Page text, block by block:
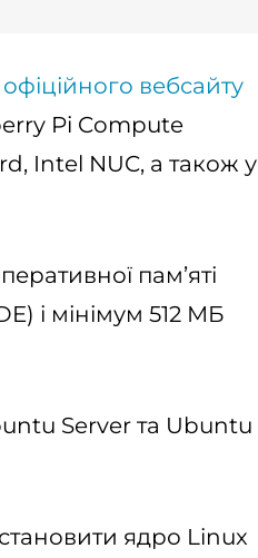
офіційного вебсайту
Pi Compute
Intel NUC, а також у
пам’яті
і мінімум 512 МБ
Server та Ubuntu
ядро ​​Linux